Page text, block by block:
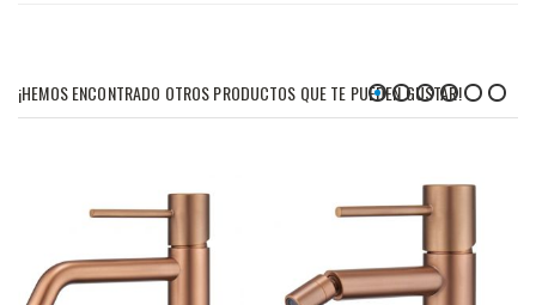
¡HEMOS ENCONTRADO OTROS PRODUCTOS QUE TE PUEDEN GUSTAR!